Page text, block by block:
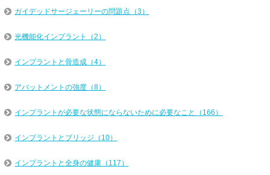
ガイデッドサージェーリーの問題点（3）
光機能化インプラント（2）
インプラントと骨造成（4）
アバットメントの強度（8）
インプラントが必要な状態にならないために必要なこと（166）
インプラントとブリッジ（10）
インプラントと全身の健康（117）